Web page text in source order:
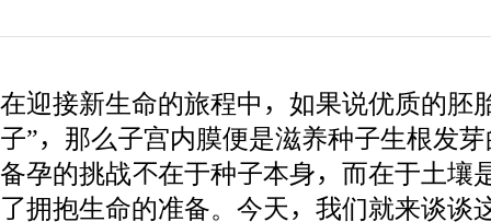
在迎接新生命的旅程中，如果说优质的胚
子”，那么子宫内膜便是滋养种子生根发
备孕的挑战不在于种子本身，而在于土壤
了拥抱生命的准备。今天，我们就来谈谈